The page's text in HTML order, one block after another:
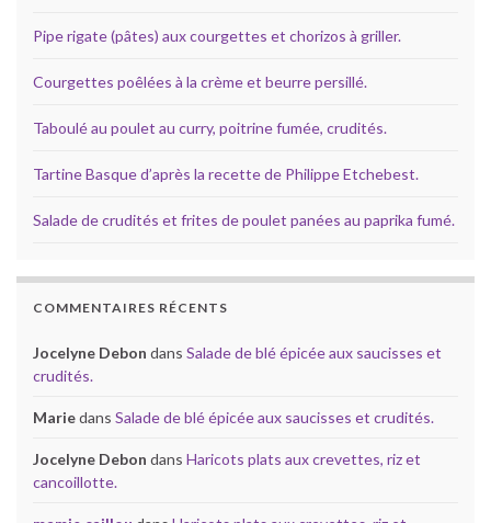
Pipe rigate (pâtes) aux courgettes et chorizos à griller.
Courgettes poêlées à la crème et beurre persillé.
Taboulé au poulet au curry, poitrine fumée, crudités.
Tartine Basque d’après la recette de Philippe Etchebest.
Salade de crudités et frites de poulet panées au paprika fumé.
COMMENTAIRES RÉCENTS
Jocelyne Debon dans Salade de blé épicée aux saucisses et
crudités.
Mariedans Salade de blé épicée aux saucisses et crudités.
Jocelyne Debon dans Haricots plats aux crevettes, riz et
cancoillotte.